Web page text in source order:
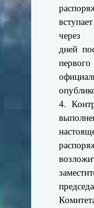
через
дней
первого
4.